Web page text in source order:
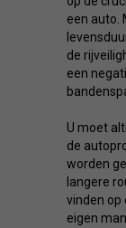
een auto.
de
een
U moet
de
worden
langere
vinden op
eigen